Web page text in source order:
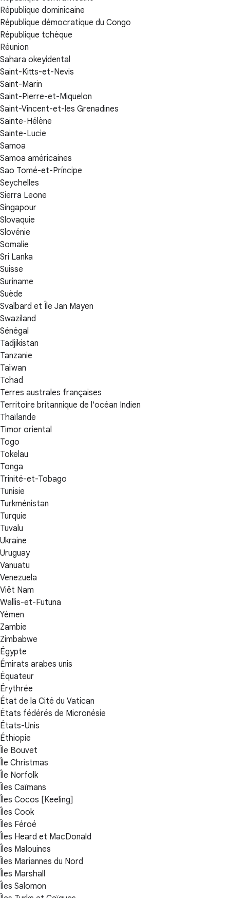
République dominicaine
République démocratique du Congo
République tchèque
Réunion
Sahara okeyidental
Saint-Kitts-et-Nevis
Saint-Marin
Saint-Pierre-et-Miquelon
Saint-Vincent-et-les Grenadines
Sainte-Hélène
Sainte-Lucie
Samoa
Samoa américaines
Sao Tomé-et-Príncipe
Seychelles
Sierra Leone
Singapour
Slovaquie
Slovénie
Somalie
Sri Lanka
Suisse
Suriname
Suède
Svalbard et Île Jan Mayen
Swaziland
Sénégal
Tadjikistan
Tanzanie
Taïwan
Tchad
Terres australes françaises
Territoire britannique de l'océan Indien
Thaïlande
Timor oriental
Togo
Tokelau
Tonga
Trinité-et-Tobago
Tunisie
Turkménistan
Turquie
Tuvalu
Ukraine
Uruguay
Vanuatu
Venezuela
Viêt Nam
Wallis-et-Futuna
Yémen
Zambie
Zimbabwe
Égypte
Émirats arabes unis
Équateur
Érythrée
État de la Cité du Vatican
États fédérés de Micronésie
États-Unis
Éthiopie
Île Bouvet
Île Christmas
Île Norfolk
Îles Caïmans
Îles Cocos [Keeling]
Îles Cook
Îles Féroé
Îles Heard et MacDonald
Îles Malouines
Îles Mariannes du Nord
Îles Marshall
Îles Salomon